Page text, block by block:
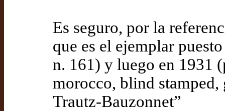
Es seguro, por la
que es el ejemplar
n. 161) y luego en 1931
morocco, blind
Trautz-Bauzonnet”